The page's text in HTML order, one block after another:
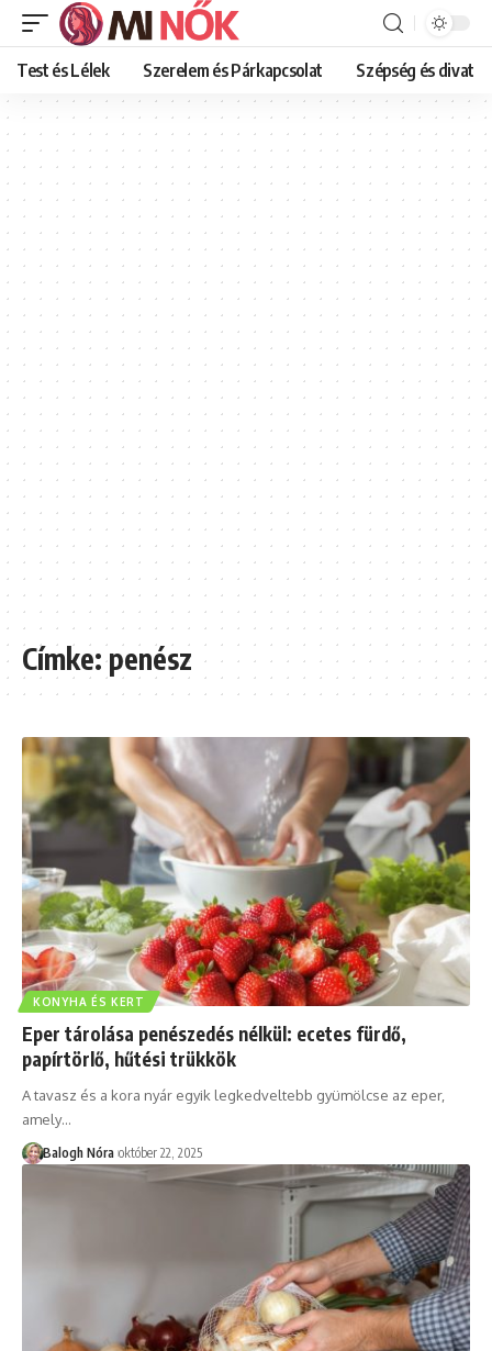
Test és Lélek Szerelem és Párkapcsolat Szépség és divat
Címke:penész
KONYHA ÉS KERT
Eper tárolása penészedés nélkül: ecetes fürdő,
papírtörlő, hűtési trükkök
A tavasz és a kora nyár egyik legkedveltebb gyümölcse az eper,
amely…
Balogh Nóra október 22, 2025